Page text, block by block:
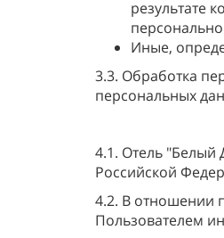
результате
Иные,
3.3. Обработка
персональных
4.1. Отель "Белый
Российской
4.2. В отношении
Пользователем